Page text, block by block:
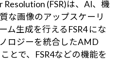
(FSR)は、AI、機
な画像のアップスケーリ
ム生成を行えるFSR4 にな
ロジーを統合したAMD
とで、FSR4などの機能を